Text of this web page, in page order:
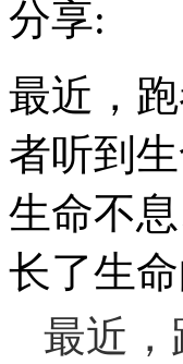
分享:
最近，
者听到
生命不
长了生命
最近